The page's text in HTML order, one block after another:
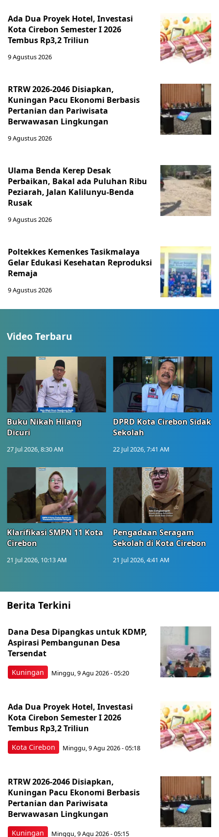
Ada Dua Proyek Hotel, Investasi
Kota Cirebon Semester I 2026
Tembus Rp3,2 Triliun
9 Agustus 2026
RTRW 2026-2046 Disiapkan,
Kuningan Pacu Ekonomi Berbasis
Pertanian dan Pariwisata
Berwawasan Lingkungan
9 Agustus 2026
Ulama Benda Kerep Desak
Perbaikan, Bakal ada Puluhan Ribu
Peziarah, Jalan Kalilunyu-Benda
Rusak
9 Agustus 2026
Poltekkes Kemenkes Tasikmalaya
Gelar Edukasi Kesehatan Reproduksi
Remaja
9 Agustus 2026
Video Terbaru
Buku Nikah Hilang
Dicuri
27 Jul 2026, 8:30 AM
DPRD Kota Cirebon Sidak
Sekolah
22 Jul 2026, 7:41 AM
Klarifikasi SMPN 11 Kota
Cirebon
21 Jul 2026, 10:13 AM
Pengadaan Seragam
Sekolah di Kota Cirebon
21 Jul 2026, 4:41 AM
Berita Terkini
Kuningan
Dana Desa Dipangkas untuk KDMP,
Aspirasi Pembangunan Desa
Tersendat
Minggu, 9 Agu 2026 - 05:20
Kota Cirebon
Ada Dua Proyek Hotel, Investasi
Kota Cirebon Semester I 2026
Tembus Rp3,2 Triliun
Minggu, 9 Agu 2026 - 05:18
Kuningan
RTRW 2026-2046 Disiapkan,
Kuningan Pacu Ekonomi Berbasis
Pertanian dan Pariwisata
Berwawasan Lingkungan
Minggu, 9 Agu 2026 - 05:15